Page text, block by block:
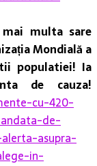
multa sare
Mondială a
populatiei! Ia
de cauza!
cu-420-
de-
asupra-
in-